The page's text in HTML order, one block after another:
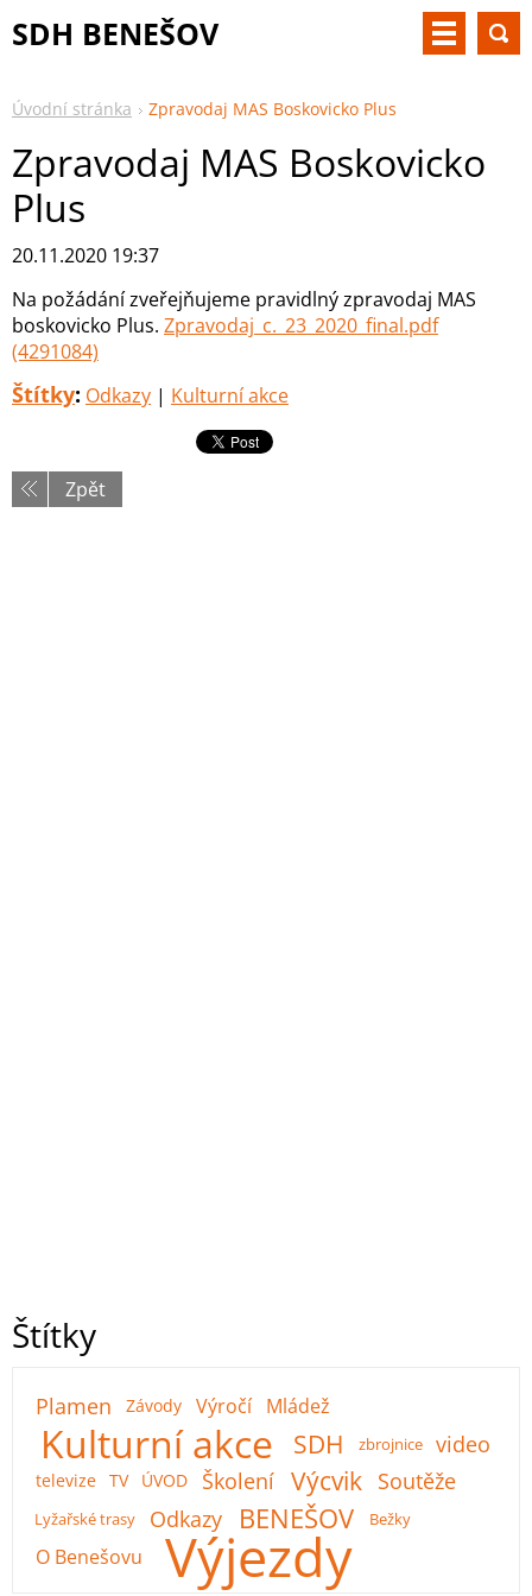
SDH BENEŠOV
Úvodní stránka Zpravodaj MAS Boskovicko Plus
Zpravodaj MAS Boskovicko
Plus
20.11.2020 19:37
Na požádání zveřejňujeme pravidlný zpravodaj MAS
boskovicko Plus. Zpravodaj_c._23_2020_final.pdf
(4291084)
Štítky: Odkazy | Kulturní akce
Zpět
Štítky
Plamen Závody Výročí Mládež
Kulturní akce SDH zbrojnice video
televize TV ÚVOD Školení Výcvik Soutěže
Lyžařské trasy Odkazy BENEŠOV Bežky
O Benešovu Výjezdy